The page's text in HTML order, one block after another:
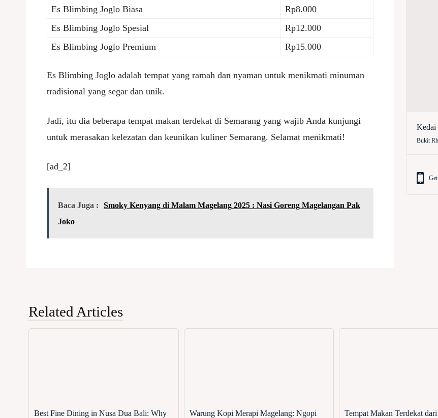
Es Blimbing Joglo Biasa
Rp8.000
Es Blimbing Joglo Spesial
Rp12.000
Es Blimbing Joglo Premium
Rp15.000
Es Blimbing Joglo adalah tempat yang ramah dan nyaman untuk menikmati minuman
tradisional yang segar dan unik.
Jadi, itu dia beberapa tempat makan terdekat di Semarang yang wajib Anda kunjungi
untuk merasakan kelezatan dan keunikan kuliner Semarang. Selamat menikmati!
[ad_2]
Baca Juga :
Smoky Kenyang di Malam Magelang 2025 : Nasi Goreng Magelangan Pak
Joko
Kedai
Bukit
Related Articles
Best Fine Dining in Nusa Dua Bali: Why
Warung Kopi Merapi Magelang: Ngopi
Tempat Makan Terdekat